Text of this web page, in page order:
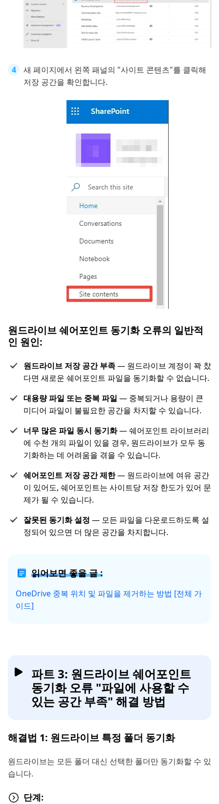
새 페이지에서 왼쪽 패널의 "사이트 콘텐츠"를 클릭해
저장 공간을 확인합니다.
원드라이브 쉐어포인트 동기화 오류의 일반적
인 원인:
원드라이브 저장 공간 부족— 원드라이브 계정이 꽉 찼
다면 새로운 쉐어포인트 파일을 동기화할 수 없습니다.
대용량 파일 또는 중복 파일 — 중복되거나 용량이 큰
미디어 파일이 불필요한 공간을 차지할 수 있습니다.
너무 많은 파일 동시 동기화— 쉐어포인트 라이브러리
에 수천 개의 파일이 있을 경우, 원드라이브가 모두 동
기화하는 데 어려움을 겪을 수 있습니다.
쉐어포인트 저장 공간 제한— 원드라이브에 여유 공간
이 있어도, 쉐어포인트는 사이트당 저장 한도가 있어 문
제가 될 수 있습니다.
잘못된 동기화 설정 — 모든 파일을 다운로드하도록 설
정되어 있으면 더 많은 공간을 차지합니다.
읽어보면 좋을 글 :
OneDrive 중복 위치 및 파일을 제거하는 방법 [전체 가
이드]
파트 3: 원드라이브 쉐어포인트
동기화 오류 "파일에 사용할 수
있는 공간 부족" 해결 방법
해결법 1: 원드라이브 특정 폴더 동기화
원드라이브는 모든 폴더 대신 선택한 폴더만 동기화할 수 있
습니다.
단계: